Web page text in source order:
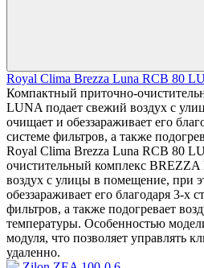
Royal Clima Brezza Luna RCB 80
Компактный приточно-
LUNA подает свежий воздух с
очищает и обеззараживает его
системе фильтров, а также
Royal Clima Brezza Luna RCB 80
очистительный комплекс
воздух с улицы в помещение, при
обеззараживает его благодаря 3-х
фильтров, а также подогревает
температуры. Особенностью
модуля, что позволяет управлять
удаленно.